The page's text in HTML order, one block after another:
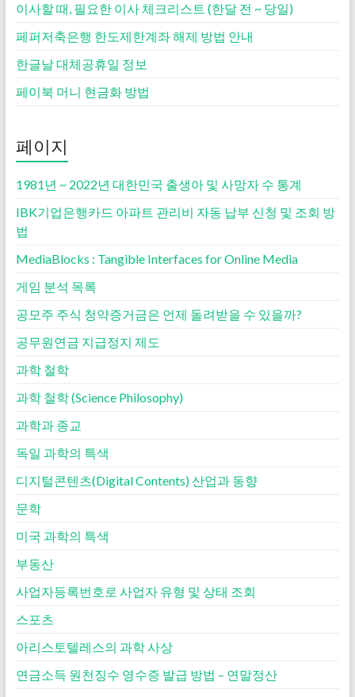
이사할 때, 필요한 이사 체크리스트 (한달 전 ~ 당일)
페퍼저축은행 한도제한계좌 해제 방법 안내
한글날 대체공휴일 정보
페이북 머니 현금화 방법
페이지
1981년 ~ 2022년 대한민국 출생아 및 사망자 수 통계
IBK기업은행카드 아파트 관리비 자동 납부 신청 및 조회 방
법
MediaBlocks : Tangible Interfaces for Online Media
게임 분석 목록
공모주 주식 청약증거금은 언제 돌려받을 수 있을까?
공무원연금 지급정지 제도
과학 철학
과학 철학 (Science Philosophy)
과학과 종교
독일 과학의 특색
디지털콘텐츠(Digital Contents) 산업과 동향
문학
미국 과학의 특색
부동산
사업자등록번호로 사업자 유형 및 상태 조회
스포츠
아리스토텔레스의 과학 사상
연금소득 원천징수 영수증 발급 방법 – 연말정산